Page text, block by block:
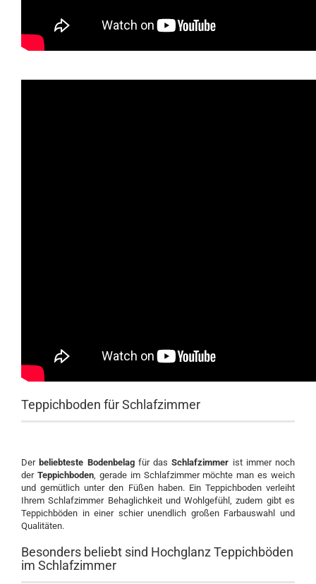
Teppichboden für Schlafzimmer
Derbeliebteste Bodenbelagfür dasSchlafzimmer ist immer noch
der Teppichboden, gerade im Schlafzimmer möchte man es weich
und gemütlich unter den Füßen haben. Ein Teppichboden verleiht
Ihrem Schlafzimmer Behaglichkeit und Wohlgefühl, zudem gibt es
Teppichböden in einer schier unendlich großen Farbauswahl und
Qualitäten.
Besonders beliebt sind Hochglanz Teppichböden
im Schlafzimmer